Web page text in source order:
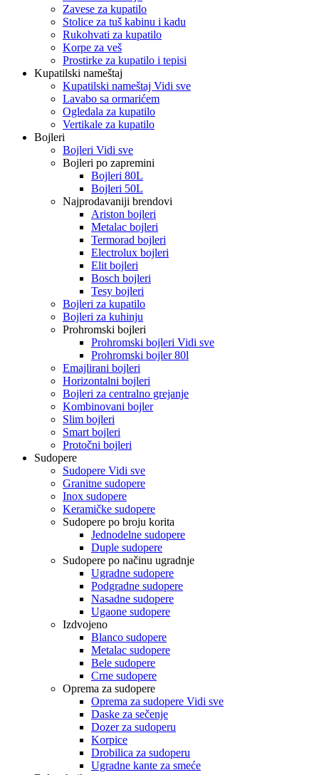
Zavese za kupatilo
Stolice za tuš kabinu i kadu
Rukohvati za kupatilo
Korpe za veš
Prostirke za kupatilo i tepisi
Kupatilski nameštaj
Kupatilski nameštaj Vidi sve
Lavabo sa ormarićem
Ogledala za kupatilo
Vertikale za kupatilo
Bojleri
Bojleri Vidi sve
Bojleri po zapremini
Bojleri 80L
Bojleri 50L
Najprodavaniji brendovi
Ariston bojleri
Metalac bojleri
Termorad bojleri
Electrolux bojleri
Elit bojleri
Bosch bojleri
Tesy bojleri
Bojleri za kupatilo
Bojleri za kuhinju
Prohromski bojleri
Prohromski bojleri Vidi sve
Prohromski bojler 80l
Emajlirani bojleri
Horizontalni bojleri
Bojleri za centralno grejanje
Kombinovani bojler
Slim bojleri
Smart bojleri
Protočni bojleri
Sudopere
Sudopere Vidi sve
Granitne sudopere
Inox sudopere
Keramičke sudopere
Sudopere po broju korita
Jednodelne sudopere
Duple sudopere
Sudopere po načinu ugradnje
Ugradne sudopere
Podgradne sudopere
Nasadne sudopere
Ugaone sudopere
Izdvojeno
Blanco sudopere
Metalac sudopere
Bele sudopere
Crne sudopere
Oprema za sudopere
Oprema za sudopere Vidi sve
Daske za sečenje
Dozer za sudoperu
Korpice
Drobilica za sudoperu
Ugradne kante za smeće